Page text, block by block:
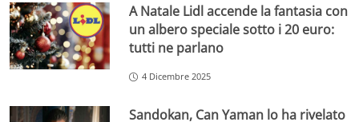
A Natale Lidl accende la fantasia con
un albero speciale sotto i 20 euro:
tutti ne parlano
4 Dicembre 2025
Sandokan, Can Yaman lo ha rivelato